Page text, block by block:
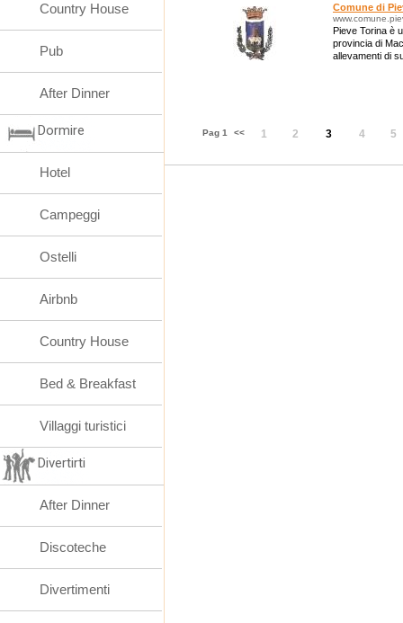
Comune di
Pieve Torina è
provincia di
allevamenti di
Pag 1 << 1 2 3 4 5
Country House
Pub
After Dinner
Dormire
Hotel
Campeggi
Ostelli
Airbnb
Country House
Bed & Breakfast
Villaggi turistici
Divertirti
After Dinner
Discoteche
Divertimenti